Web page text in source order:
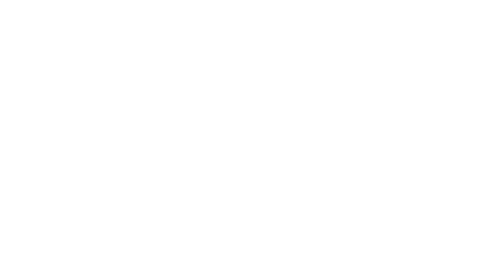
Gc420t
Sul
Impressão Térmica Minas Gerais
Santa Catarina